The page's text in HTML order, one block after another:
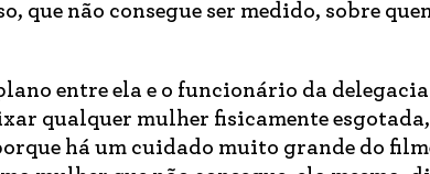
que não consegue ser medido, sobre
entre ela e o funcionário da delegacia
qualquer mulher fisicamente
há um cuidado muito grande do